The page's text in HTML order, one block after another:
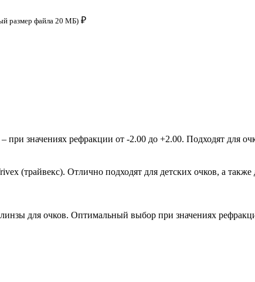
размер файла 20 МБ) ₽
значениях рефракции от -2.00 до +2.00. Подходят для
(трайвекс). Отлично подходят для детских очков, а
для очков. Оптимальный выбор при значениях